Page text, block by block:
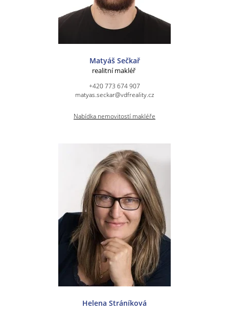
Matyáš Sečkař
realitní makléř
+420 773 674 907
matyas.seckar@vdfreality.cz
Nabídka nemovitostí makléře
Helena Stráníková